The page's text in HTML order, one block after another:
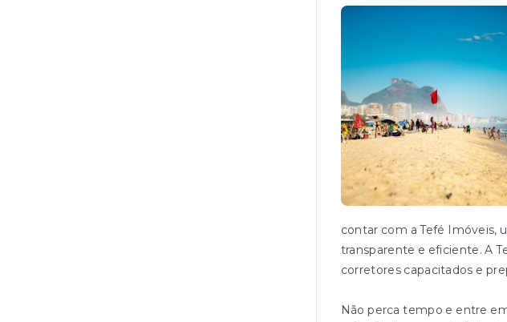
contar com a Tefé Imóveis,
transparente e eficiente. A
corretores capacitados e
Não perca tempo e entre